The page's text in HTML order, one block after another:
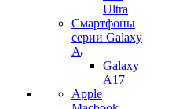
Ultra
Смартфоны
серии Galaxy
A
Galaxy
A17
Apple